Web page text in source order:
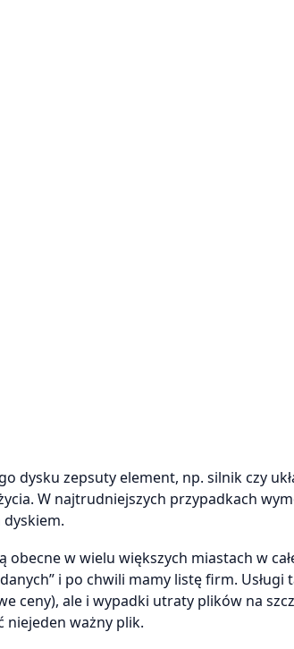
dysku zepsuty element, np. silnik czy
W najtrudniejszych przypadkach
w wielu większych miastach w
i po chwili mamy listę firm. Usługi
ceny), ale i wypadki utraty plików na
niejeden ważny plik.